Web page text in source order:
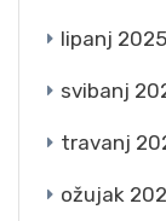
lipanj 2025
svibanj
travanj
ožujak